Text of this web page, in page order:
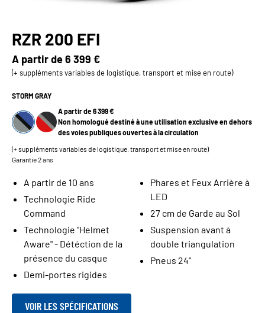
RZR 200 EFI
A partir de6 399 €
(+ suppléments variables de logistique, transport et mise en route)
STORM GRAY
A partir de 6 399 €
Non homologué destiné à une utilisation exclusive en dehors
des voies publiques ouvertes à la circulation
(+ suppléments variables de logistique, transport et mise en route)
Garantie 2 ans
A partir de 10 ans
Technologie Ride
Command
Technologie "Helmet
Aware" - Détéction de la
présence du casque
Demi-portes rigides
Phares et Feux Arrière à
LED
27 cm de Garde au Sol
Suspension avant à
double triangulation
Pneus 24"
VOIR LES SPÉCIFICATIONS